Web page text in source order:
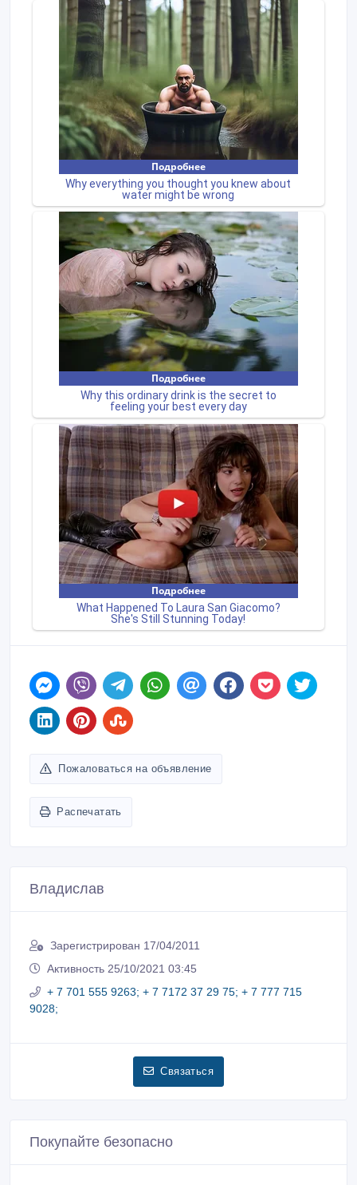
Пожаловаться на объявление
Распечатать
Владислав
Зарегистрирован 17/04/2011
Активность 25/10/2021 03:45
+ 7 701 555 9263; + 7 7172 37 29 75; + 7 777 715
9028;
Связаться
Покупайте безопасно